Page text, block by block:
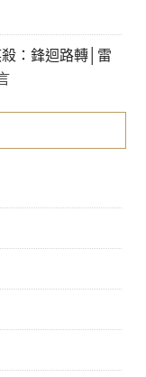
：鋒迴路轉│雷